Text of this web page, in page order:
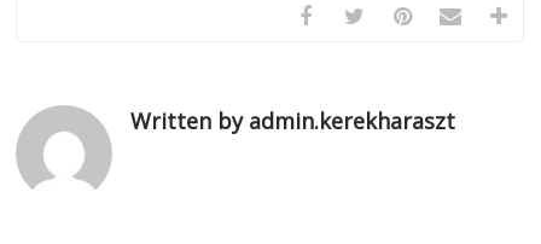
Written by admin.kerekharaszt